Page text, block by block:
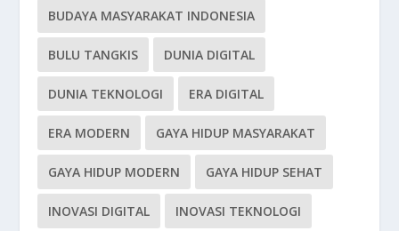
BUDAYA MASYARAKAT INDONESIA
BULU TANGKIS DUNIA DIGITAL
DUNIA TEKNOLOGI ERA DIGITAL
ERA MODERN GAYA HIDUP MASYARAKAT
GAYA HIDUP MODERN GAYA HIDUP SEHAT
INOVASI DIGITAL INOVASI TEKNOLOGI